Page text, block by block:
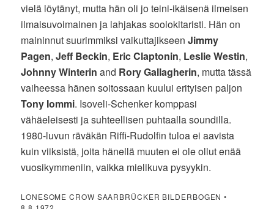
vielä löytänyt, mutta hän oli jo teini-ikäisenä ilmeisen
ilmaisuvoimainen ja lahjakas soolokitaristi. Hän on
maininnut suurimmiksi vaikuttajikseenJimmy
Pagen,Jeff Beckin, Eric Claptonin, Leslie Westin,
Johnny Winterin and Rory Gallagherin, mutta tässä
vaiheessa hänen soitossaan kuului erityisen paljon
Tony Iommi. Isoveli-Schenker komppasi
vähäeleisesti ja suhteellisen puhtaalla soundilla.
1980-luvun räväkän Riffi-Rudolfin tuloa ei aavista
kuin viiksistä, joita hänellä muuten ei ole ollut enää
vuosikymmeniin, vaikka mielikuva pysyykin.
LONESOME CROW SAARBRÜCKER BILDERBOGEN •